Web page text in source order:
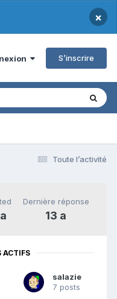
×
S’inscrire
Toute l’activité
Dernière réponse
13 a
ACTIFS
salazie
7 posts